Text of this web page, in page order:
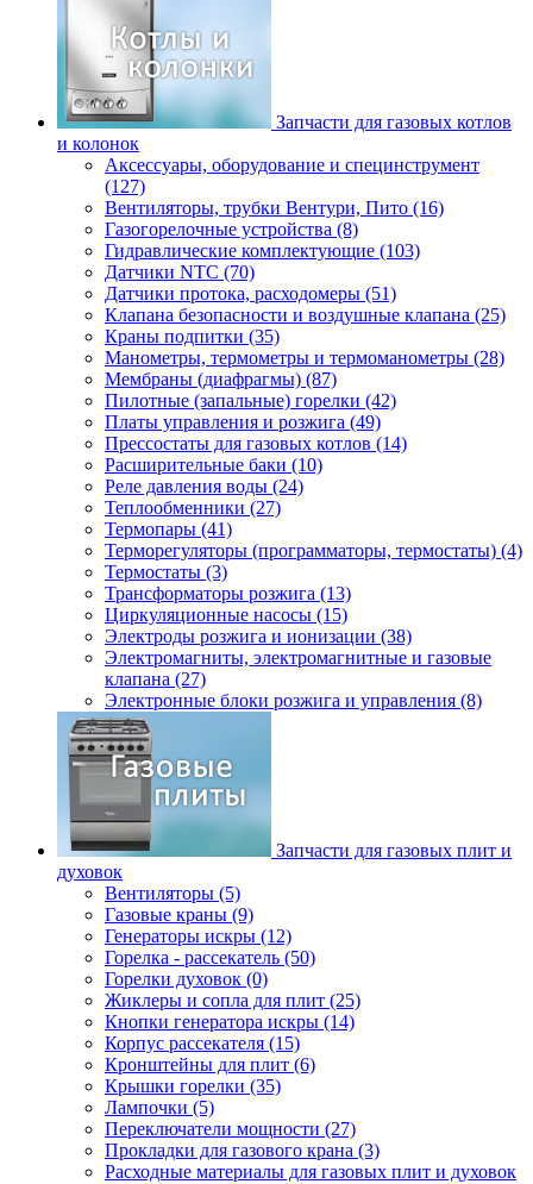
Запчасти для газовых котлов
и колонок
Аксессуары, оборудование и специнструмент
(127)
Вентиляторы, трубки Вентури, Пито (16)
Газогорелочные устройства (8)
Гидравлические комплектующие (103)
Датчики NTC (70)
Датчики протока, расходомеры (51)
Клапана безопасности и воздушные клапана (25)
Краны подпитки (35)
Манометры, термометры и термоманометры (28)
Мембраны (диафрагмы) (87)
Пилотные (запальные) горелки (42)
Платы управления и розжига (49)
Прессостаты для газовых котлов (14)
Расширительные баки (10)
Реле давления воды (24)
Теплообменники (27)
Термопары (41)
Терморегуляторы (программаторы, термостаты) (4)
Термостаты (3)
Трансформаторы розжига (13)
Циркуляционные насосы (15)
Электроды розжига и ионизации (38)
Электромагниты, электромагнитные и газовые
клапана (27)
Электронные блоки розжига и управления (8)
Запчасти для газовых плит и
духовок
Вентиляторы (5)
Газовые краны (9)
Генераторы искры (12)
Горелка - рассекатель (50)
Горелки духовок (0)
Жиклеры и сопла для плит (25)
Кнопки генератора искры (14)
Корпус рассекателя (15)
Кронштейны для плит (6)
Крышки горелки (35)
Лампочки (5)
Переключатели мощности (27)
Прокладки для газового крана (3)
Расходные материалы для газовых плит и духовок